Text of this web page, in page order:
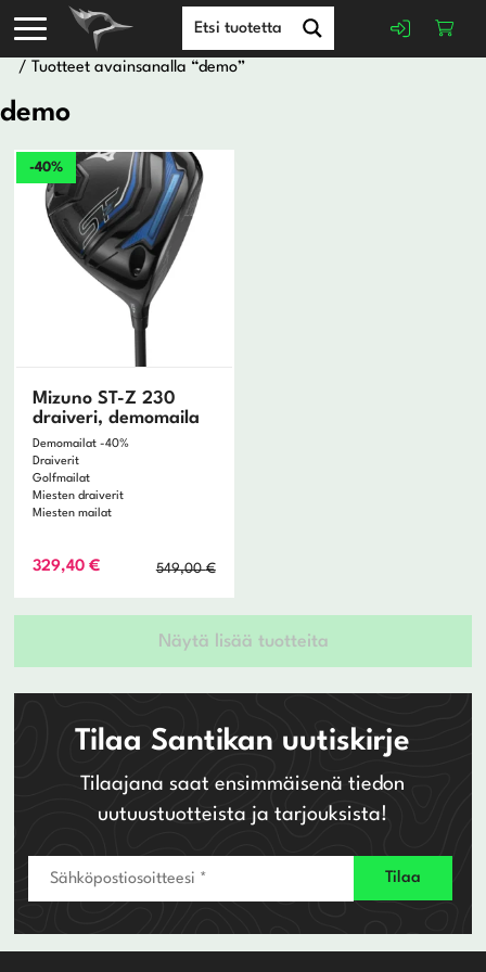
/ Tuotteet avainsanalla “demo”
demo
-40%
Mizuno ST-Z 230
draiveri, demomaila
Demomailat -40%
Draiverit
Golfmailat
Miesten draiverit
Miesten mailat
549,00€Alkuperäinen
oli:
549,00 €.
329,40€
Nykyinen
on:
329,40 €.
Näytä lisää tuotteita
Tilaa Santikan uutiskirje
Tilaajana saat ensimmäisenä tiedon
uutuustuotteista ja tarjouksista!